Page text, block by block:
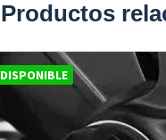
Productos
DISPONIBLE